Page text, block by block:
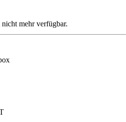
mehr verfügbar.